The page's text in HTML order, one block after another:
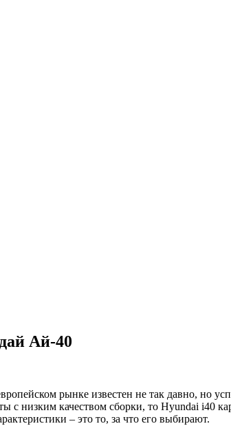
Ай-40
рынке известен не так давно, но
низким качеством сборки, то Hyundai i40
– это то, за что его выбирают.